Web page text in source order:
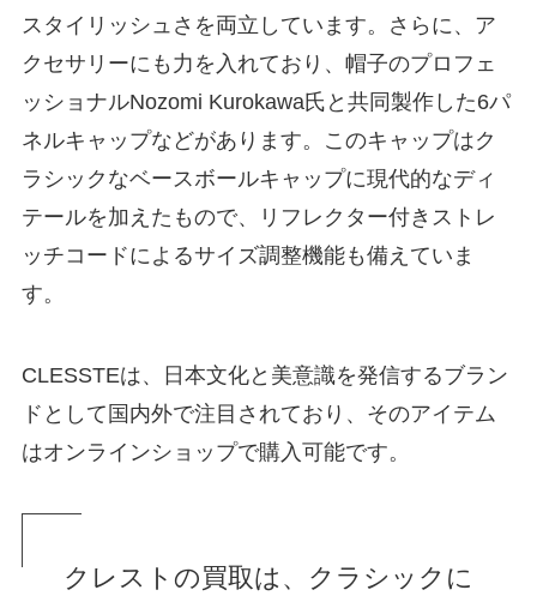
スタイリッシュさを両立しています。さらに、ア
クセサリーにも力を入れており、帽子のプロフェ
ッショナルNozomi Kurokawa氏と共同製作した6パ
ネルキャップなどがあります。このキャップはク
ラシックなベースボールキャップに現代的なディ
テールを加えたもので、リフレクター付きストレ
ッチコードによるサイズ調整機能も備えていま
す。
CLESSTEは、日本文化と美意識を発信するブラン
ドとして国内外で注目されており、そのアイテム
はオンラインショップで購入可能です。
クレストの買取は、クラシックに